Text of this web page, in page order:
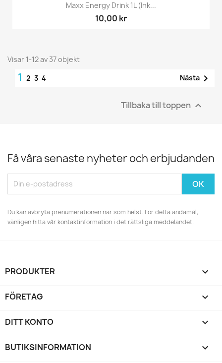
Maxx Energy Drink 1L (Ink...
10,00 kr
Visar 1-12 av 37 objekt
1 2 3 4 Nästa 
Tillbaka till toppen 
Få våra senaste nyheter och erbjudanden
Du kan avbryta prenumerationen när som helst. För detta ändamål,
vänligen hitta vår kontaktinformation i det rättsliga meddelandet.
PRODUKTER 
FÖRETAG 
DITT KONTO 
BUTIKSINFORMATION keyboard_arrow_down